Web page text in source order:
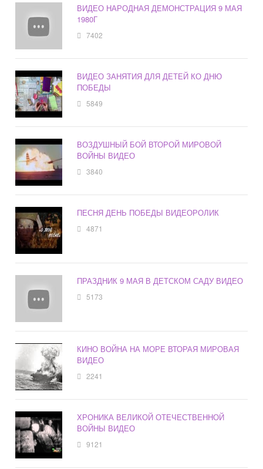
ВИДЕО НАРОДНАЯ ДЕМОНСТРАЦИЯ 9 МАЯ
1980Г
7402
ВИДЕО ЗАНЯТИЯ ДЛЯ ДЕТЕЙ КО ДНЮ
ПОБЕДЫ
5849
ВОЗДУШНЫЙ БОЙ ВТОРОЙ МИРОВОЙ
ВОЙНЫ ВИДЕО
3840
ПЕСНЯ ДЕНЬ ПОБЕДЫ ВИДЕОРОЛИК
4871
ПРАЗДНИК 9 МАЯ В ДЕТСКОМ САДУ ВИДЕО
5173
КИНО ВОЙНА НА МОРЕ ВТОРАЯ МИРОВАЯ
ВИДЕО
2241
ХРОНИКА ВЕЛИКОЙ ОТЕЧЕСТВЕННОЙ
ВОЙНЫ ВИДЕО
9121